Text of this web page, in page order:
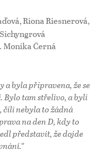
Riona Riesnerová,
Monika Černá
a byla připravena, že se
Bylo tam střelivo, a byli
čili nebyla to žádná
na den D, kdy to
představit, že dojde